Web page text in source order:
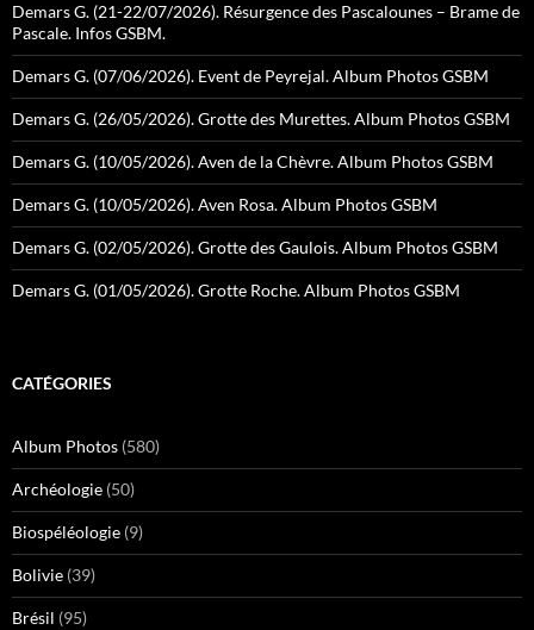
Demars G. (21-22/07/2026). Résurgence des Pascalounes – Brame de
Pascale. Infos GSBM.
Demars G. (07/06/2026). Event de Peyrejal. Album Photos GSBM
Demars G. (26/05/2026). Grotte des Murettes. Album Photos GSBM
Demars G. (10/05/2026). Aven de la Chèvre. Album Photos GSBM
Demars G. (10/05/2026). Aven Rosa. Album Photos GSBM
Demars G. (02/05/2026). Grotte des Gaulois. Album Photos GSBM
Demars G. (01/05/2026). Grotte Roche. Album Photos GSBM
CATÉGORIES
Album Photos (580)
Archéologie (50)
Biospéléologie (9)
Bolivie (39)
Brésil (95)